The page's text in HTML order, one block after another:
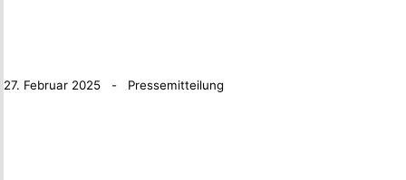
27. Februar 2025 - Pressemitteilung